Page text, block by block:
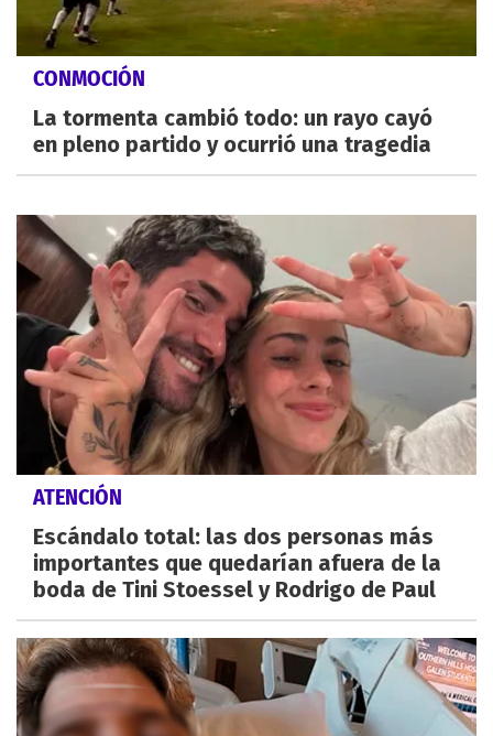
CONMOCIÓN
La tormenta cambió todo: un rayo cayó
en pleno partido y ocurrió una tragedia
ATENCIÓN
Escándalo total: las dos personas más
importantes que quedarían afuera de la
boda de Tini Stoessel y Rodrigo de Paul